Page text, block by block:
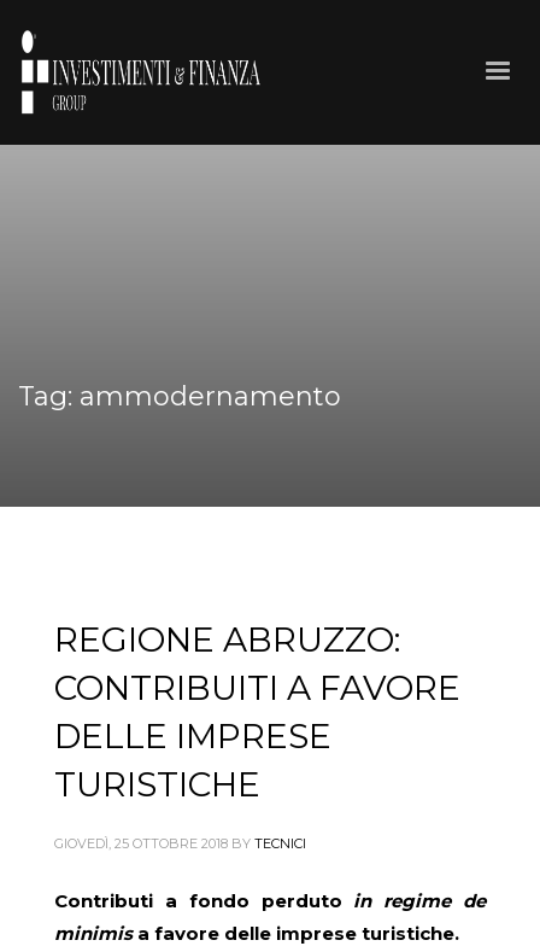
Tag: ammodernamento
REGIONE ABRUZZO:
CONTRIBUITI A FAVORE
DELLE IMPRESE
TURISTICHE
GIOVEDÌ, 25 OTTOBRE 2018 BY TECNICI
Contributi a fondo perduto in regime de
minimisa favore delle imprese turistiche.